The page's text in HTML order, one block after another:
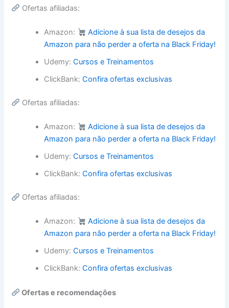
Ofertas afiliadas:
Amazon:
Adicione à sua lista de desejos da
Amazon para não perder a oferta na Black Friday!
Udemy:Cursos e Treinamentos
ClickBank:Confira ofertas exclusivas
Ofertas afiliadas:
Amazon:
Adicione à sua lista de desejos da
Amazon para não perder a oferta na Black Friday!
Udemy:Cursos e Treinamentos
ClickBank:Confira ofertas exclusivas
Ofertas afiliadas:
Amazon:
Adicione à sua lista de desejos da
Amazon para não perder a oferta na Black Friday!
Udemy:Cursos e Treinamentos
ClickBank:Confira ofertas exclusivas
Ofertas e recomendações